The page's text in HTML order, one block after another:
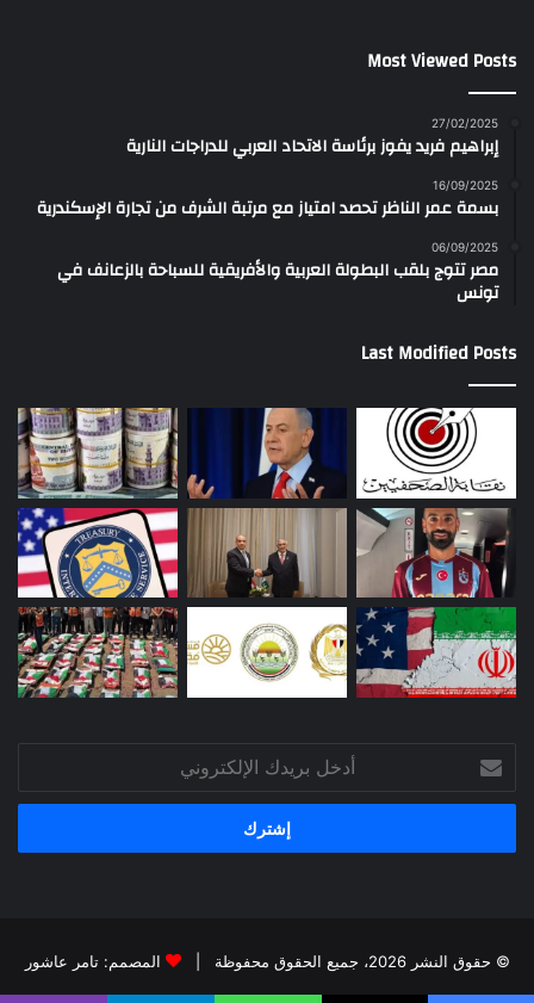
Most Viewed Posts
27/02/2025
إبراهيم فريد يفوز برئاسة الاتحاد العربي للدراجات النارية
16/09/2025
بسمة عمر الناظر تحصد امتياز مع مرتبة الشرف من تجارة الإسكندرية
06/09/2025
مصر تتوج بلقب البطولة العربية والأفريقية للسباحة بالزعانف في
تونس
Last Modified Posts
بريدك
الإلكتروني
© حقوق النشر 2026، جميع الحقوق محفوظة | المصمم: تامر عاشور